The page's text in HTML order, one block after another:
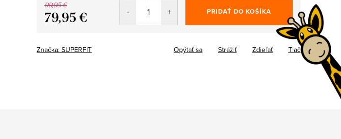
99,95 €
79,95 € PRIDAŤ DO KOŠÍKA
Značka: SUPERFIT Tlač
Opýtať sa Strážiť Zdieľať